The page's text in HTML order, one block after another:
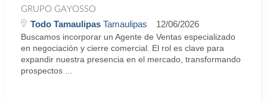
GRUPO GAYOSSO
Todo Tamaulipas Tamaulipas 12/06/2026
Buscamos incorporar un Agente de Ventas especializado
en negociación y cierre comercial. El rol es clave para
expandir nuestra presencia en el mercado, transformando
prospectos ...